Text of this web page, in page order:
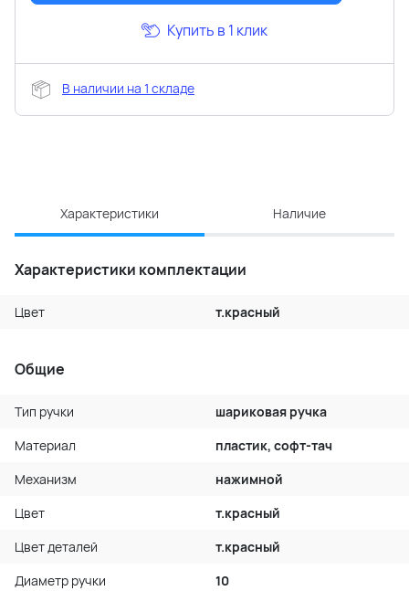
Купить в 1 клик
В наличии на 1 складе
Характеристики Наличие
Характеристики комплектации
Цвет т.красный
Общие
Тип ручки
шариковая ручка
Материал
пластик, софт-тач
Механизм
нажимной
Цвет
т.красный
Цвет деталей
т.красный
Диаметр ручки
10